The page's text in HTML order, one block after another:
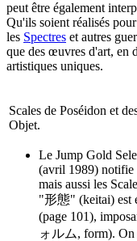
peut être également
Qu'ils soient réalisés
les Spectres et autres
que des œuvres d'art, en
artistiques uniques.
Scales de Poséidon et
Objet.
Le Jump Gold
(avril 1989) notifie
mais aussi les
"形態" (keitai) est
(page 101),
ォルム, form). On